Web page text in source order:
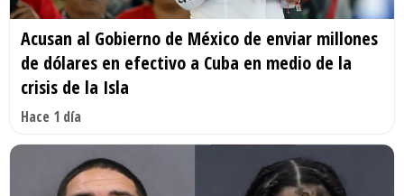
Acusan al Gobierno de México de enviar millones
de dólares en efectivo a Cuba en medio de la
crisis de la Isla
Hace 1 día